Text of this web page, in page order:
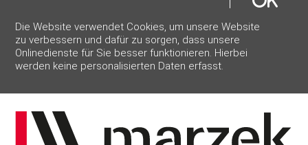
Die Website verwendet Cookies, um unsere Website
zu verbessern und dafür zu sorgen, dass unsere
Onlinedienste für Sie besser funktionieren. Hierbei
werden keine personalisierten Daten erfasst.